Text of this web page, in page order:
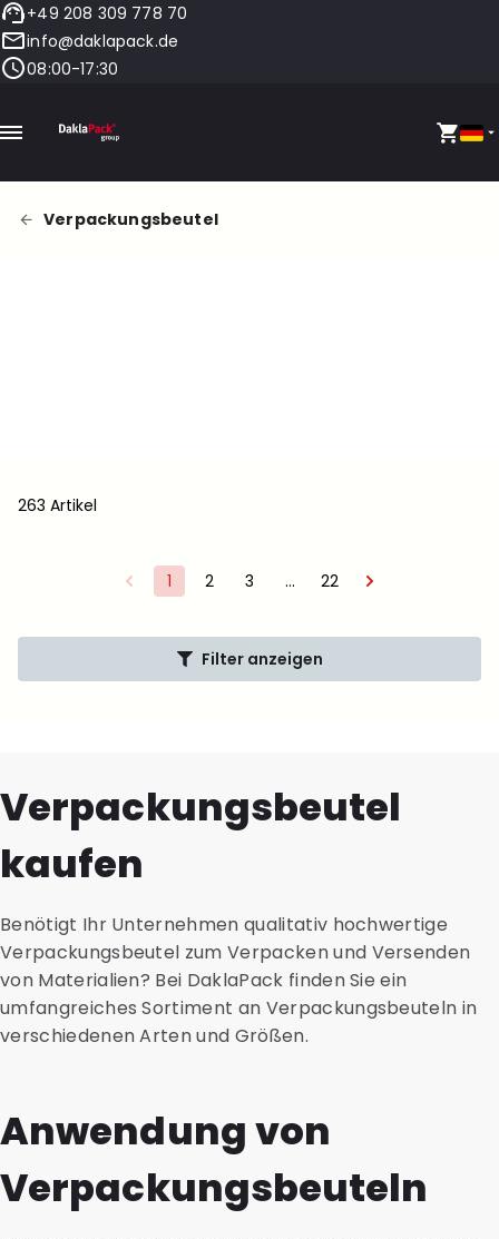
+49 208 309 778 70
info@daklapack.de
08:00-17:30
Verpackungsbeutel
263 Artikel
1 2 3 … 22
Filter anzeigen
Verpackungsbeutel
kaufen
Benötigt Ihr Unternehmen qualitativ hochwertige
Verpackungsbeutel zum Verpacken und Versenden
von Materialien? Bei DaklaPack finden Sie ein
umfangreiches Sortiment an Verpackungsbeuteln in
verschiedenen Arten und Größen.
Anwendung von
Verpackungsbeuteln